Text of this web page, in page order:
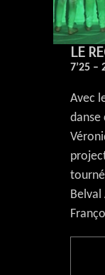
LE
7’25 –
Avec
danse